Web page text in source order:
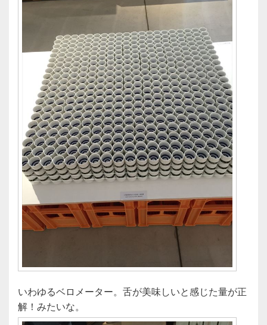
いわゆるベロメーター。舌が美味しいと感じた量が正
解！みたいな。